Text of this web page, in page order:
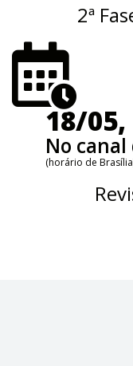
2ª
18/
No
(horário de